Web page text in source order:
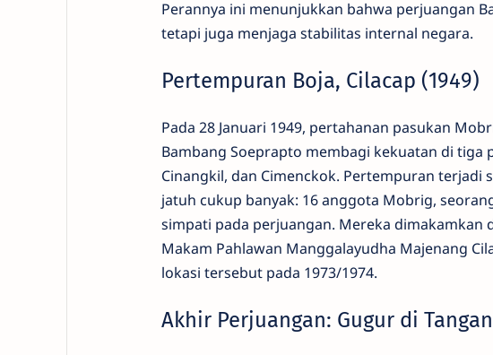
Perannya ini menunjukkan bahwa perjuangan
tetapi juga menjaga stabilitas internal negara.
Pertempuran Boja, Cilacap (1949)
Pada 28 Januari 1949, pertahanan pasukan
Bambang Soeprapto membagi kekuatan di tiga
Cinangkil, dan Cimenckok. Pertempuran terjadi
jatuh cukup banyak: 16 anggota Mobrig,
simpati pada perjuangan. Mereka dimakamkan
Makam Pahlawan Manggalayudha Majenang
lokasi tersebut pada 1973/1974.
Akhir Perjuangan: Gugur di